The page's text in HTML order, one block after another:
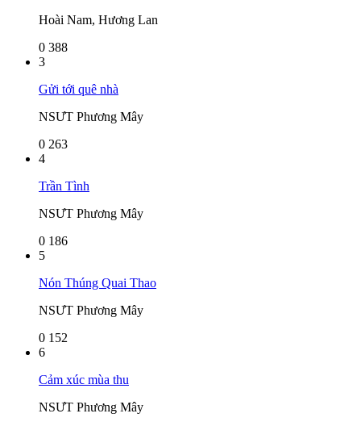
Hoài Nam, Hương Lan
0 388
3
Gửi tới quê nhà
NSƯT Phương Mây
0 263
4
Trần Tình
NSƯT Phương Mây
0 186
5
Nón Thúng Quai Thao
NSƯT Phương Mây
0 152
6
Cảm xúc mùa thu
NSƯT Phương Mây